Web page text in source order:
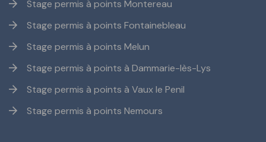
Stage permis à points Montereau
Stage permis à points Fontainebleau
Stage permis à points Melun
Stage permis à points à Dammarie-lès-Lys
Stage permis à points à Vaux le Penil
Stage permis à points Nemours